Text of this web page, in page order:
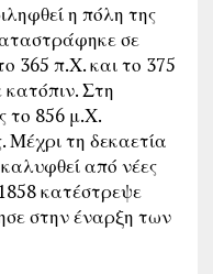
η πόλη της
σε
365 π.Χ. και το 375
Στη
το 856 μ.Χ.
Μέχρι τη δεκαετία
από νέες
κατέστρεψε
στην έναρξη των